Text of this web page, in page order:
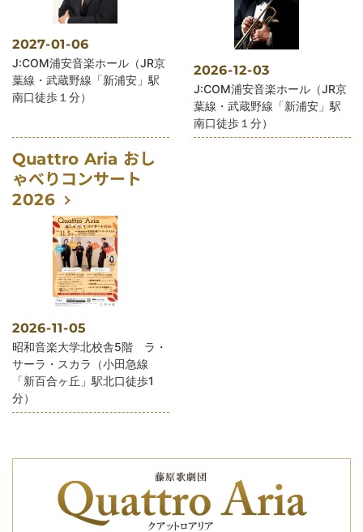
2027-01-06
公演会場
J:COM浦安音楽ホール（JR京
葉線・武蔵野線「新浦安」駅
南口徒歩１分）
2026-12-03
公演会場
J:COM浦安音楽ホール（JR京
葉線・武蔵野線「新浦安」駅
南口徒歩１分）
Quattro Aria おし
ゃべりコンサート
2026
2026-11-05
公演会場
昭和音楽大学北校舎5階 ラ・
サーラ・スカラ（小田急線
「新百合ヶ丘」駅北口徒歩1
分）